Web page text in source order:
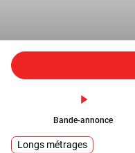
Bande-annonce
Longs métrages